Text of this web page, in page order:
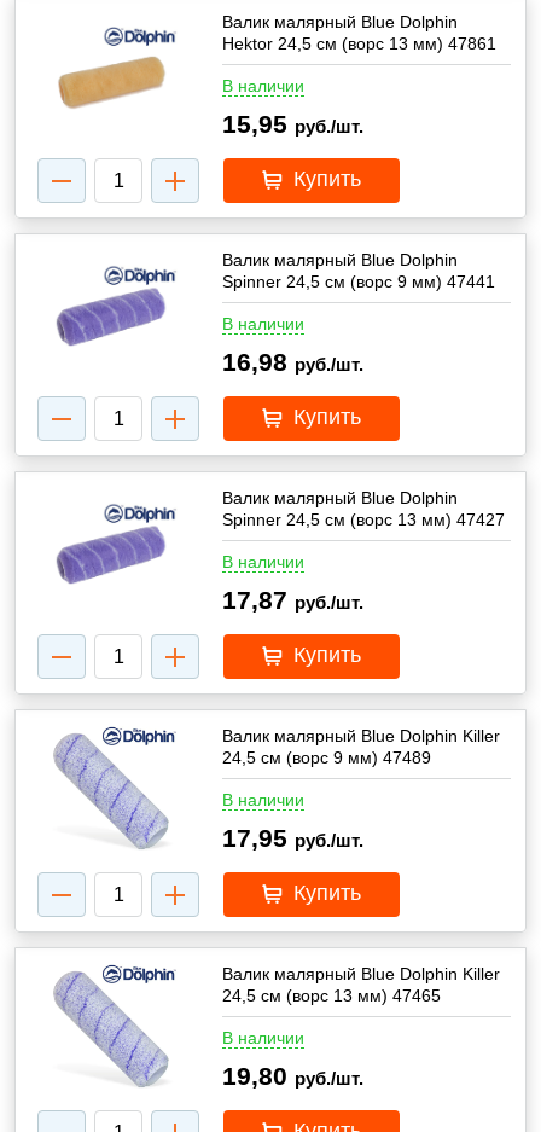
Валик малярный Blue Dolphin
Hektor 24,5 см (ворс 13 мм) 47861
В наличии
15,95 руб./шт.
Купить
Валик малярный Blue Dolphin
Spinner 24,5 см (ворс 9 мм) 47441
В наличии
16,98 руб./шт.
Купить
Валик малярный Blue Dolphin
Spinner 24,5 см (ворс 13 мм) 47427
В наличии
17,87 руб./шт.
Купить
Валик малярный Blue Dolphin Killer
24,5 см (ворс 9 мм) 47489
В наличии
17,95 руб./шт.
Купить
Валик малярный Blue Dolphin Killer
24,5 см (ворс 13 мм) 47465
В наличии
19,80 руб./шт.